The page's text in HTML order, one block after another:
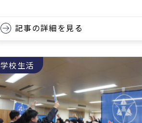
記事の詳細を見る
学校生活